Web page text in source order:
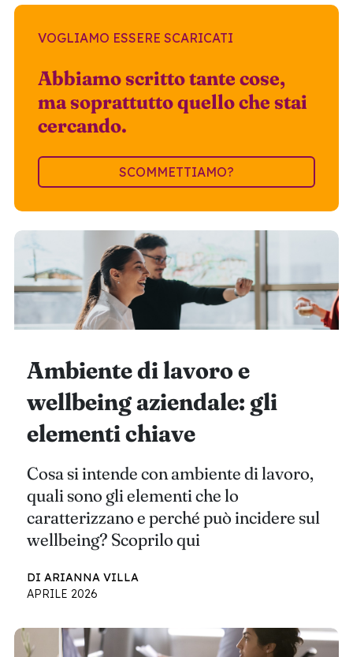
VOGLIAMO ESSERE SCARICATI
Abbiamo scritto tante cose,
ma soprattutto quello che stai
cercando.
SCOMMETTIAMO?
Ambiente di lavoro e
wellbeing aziendale: gli
elementi chiave
Cosa si intende con ambiente di lavoro,
quali sono gli elementi che lo
caratterizzano e perché può incidere sul
wellbeing? Scoprilo qui
DI ARIANNA VILLA
APRILE 2026